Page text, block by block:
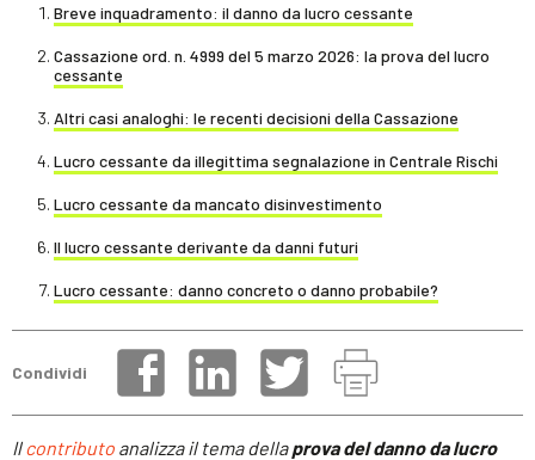
Breve inquadramento: il danno da lucro cessante
Cassazione ord. n. 4999 del 5 marzo 2026: la prova del lucro
cessante
Altri casi analoghi: le recenti decisioni della Cassazione
Lucro cessante da illegittima segnalazione in Centrale Rischi
Lucro cessante da mancato disinvestimento
Il lucro cessante derivante da danni futuri
Lucro cessante: danno concreto o danno probabile?
Condividi
Ilcontributo analizza il tema dellaprova del danno da lucro